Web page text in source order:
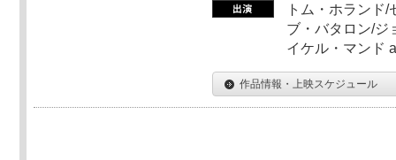
トム・ホランド
ブ・バタロン/ジ
イケル・マンド
作品情報・上映スケジュール